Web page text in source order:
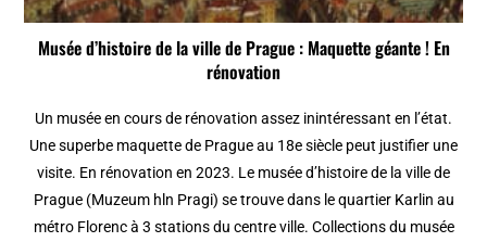
Musée d’histoire de la ville de Prague : Maquette géante ! En
rénovation
Un musée en cours de rénovation assez inintéressant en l’état.
Une superbe maquette de Prague au 18e siècle peut justifier une
visite. En rénovation en 2023. Le musée d’histoire de la ville de
Prague (Muzeum hln Pragi) se trouve dans le quartier Karlin au
métro Florenc à 3 stations du centre ville. Collections du musée